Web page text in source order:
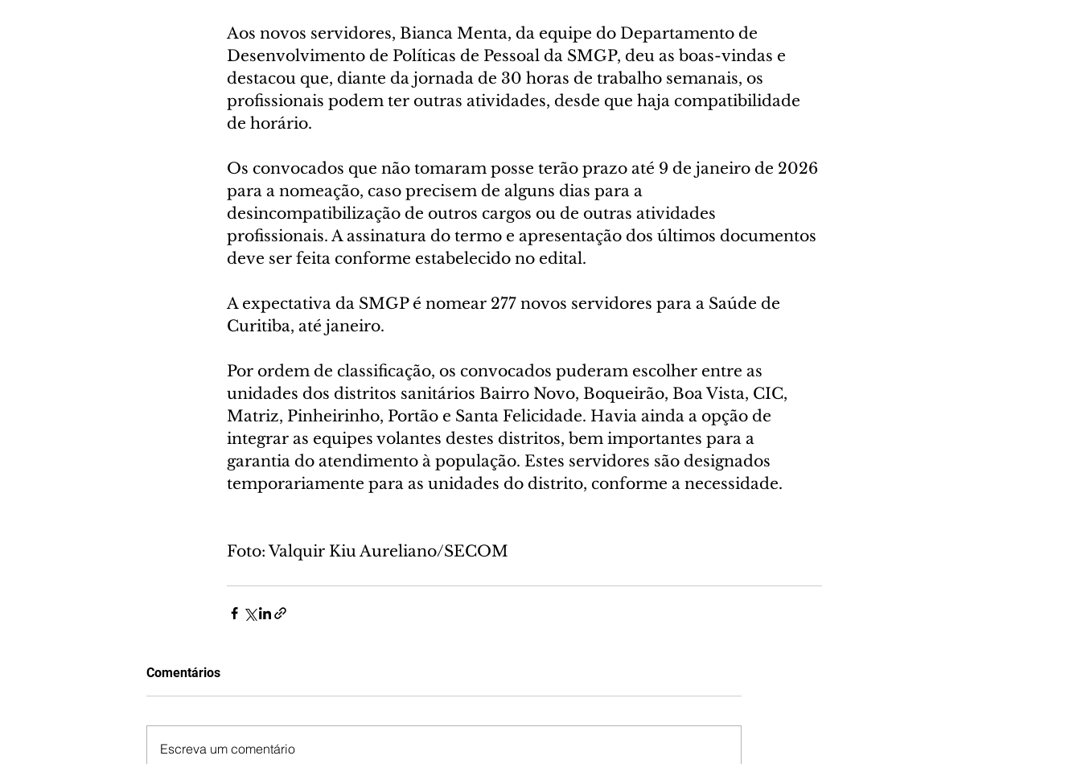
Aos novos servidores, Bianca Menta, da equipe do Departamento de
Desenvolvimento de Políticas de Pessoal da SMGP, deu as boas-vindas e
destacou que, diante da jornada de 30 horas de trabalho semanais, os
profissionais podem ter outras atividades, desde que haja compatibilidade
de horário.
Os convocados que não tomaram posse terão prazo até 9 de janeiro de 2026
para a nomeação, caso precisem de alguns dias para a
desincompatibilização de outros cargos ou de outras atividades
profissionais. A assinatura do termo e apresentação dos últimos documentos
deve ser feita conforme estabelecido no edital.
A expectativa da SMGP é nomear 277 novos servidores para a Saúde de
Curitiba, até janeiro.
Por ordem de classificação, os convocados puderam escolher entre as
unidades dos distritos sanitários Bairro Novo, Boqueirão, Boa Vista, CIC,
Matriz, Pinheirinho, Portão e Santa Felicidade. Havia ainda a opção de
integrar as equipes volantes destes distritos, bem importantes para a
garantia do atendimento à população. Estes servidores são designados
temporariamente para as unidades do distrito, conforme a necessidade.
Foto: Valquir Kiu Aureliano/SECOM
Comentários
Escreva um comentário